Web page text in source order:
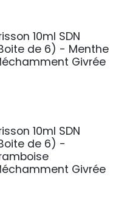
10ml SDN
de 6) - Menthe
Givrée
10ml SDN
de 6) -
Givrée